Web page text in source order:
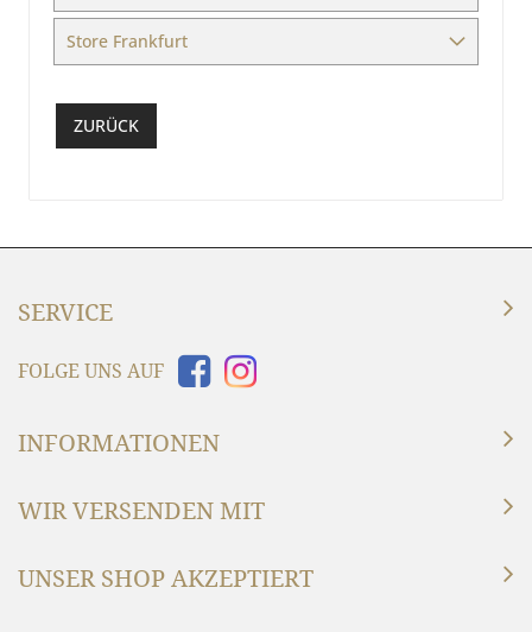
Store Frankfurt
ZURÜCK
SERVICE
FOLGE UNS AUF
INFORMATIONEN
WIR VERSENDEN MIT
UNSER SHOP AKZEPTIERT